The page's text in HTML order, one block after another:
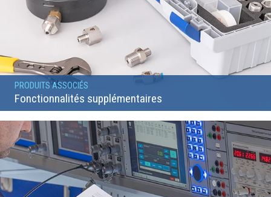
PRODUITS ASSOCIÉS
Fonctionnalités supplémentaires